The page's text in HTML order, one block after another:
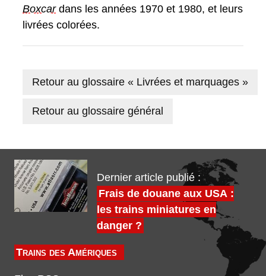
Boxcardans les années 1970 et 1980, et leurs
livrées colorées.
Retour au glossaire « Livrées et marquages »
Retour au glossaire général
Dernier article publié :
Frais de douane aux USA :
les trains miniatures en
danger ?
Trains des Amériques